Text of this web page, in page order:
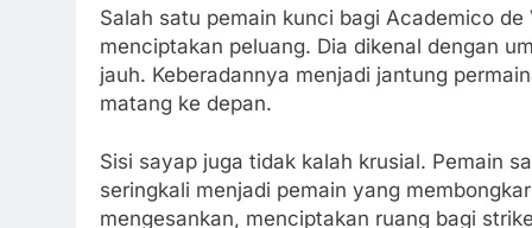
Salah satu pemain kunci bagi Academico
menciptakan peluang. Dia dikenal dengan
jauh. Keberadannya menjadi jantung
matang ke depan.
Sisi sayap juga tidak kalah krusial. Pemain
seringkali menjadi pemain yang
mengesankan, menciptakan ruang bagi